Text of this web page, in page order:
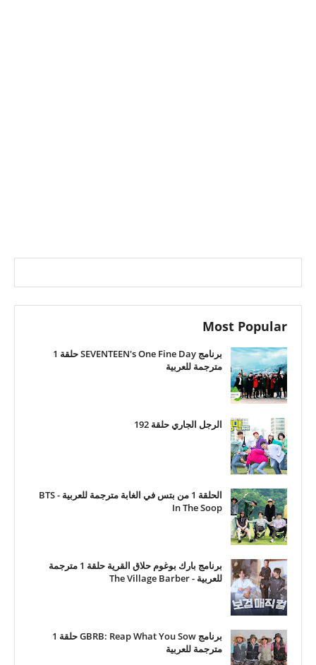
Most Popular
برنامج SEVENTEEN's One Fine Day حلقة 1
مترجمة للعربية
الرجل الجاري حلقة 192
الحلقة 1 من بتس في الغابة مترجمة للعربية - BTS
In The Soop
برنامج بارك بوغوم حلاق القرية حلقة 1 مترجمة
للعربية - The Village Barber
برنامج GBRB: Reap What You Sow حلقة 1
مترجمة للعربية